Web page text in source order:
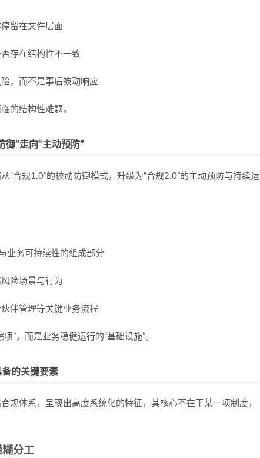
留在文件层面
存在结构性不一致
，而不是事后被动响应
的结构性难题。
御”走向“主动预防”
“合规1.0”的被动防御模式，升级为“合规2.0”的主动预防与持续运
业务可持续性的组成部分
险场景与行为
伴管理等关键业务流程
”，而是业务稳健运行的“基础设施”。
的关键要素
规体系，呈现出高度系统化的特征，其核心不在于某一项制度，
糊分工